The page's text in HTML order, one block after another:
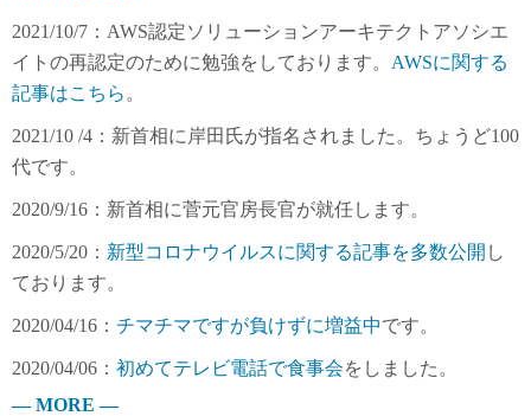
2021/10/7：AWS認定ソリューションアーキテクトアソシエ
イトの再認定のために勉強をしております。 AWSに関する
記事はこちら 。
2021/10 /4：新首相に岸田氏が指名されました。ちょうど100
代です。
2020/9/16：新首相に菅元官房長官が就任します。
2020/5/20： 新型コロナウイルスに関する記事を多数公開 し
ております。
2020/04/16： チマチマですが負けずに増益中です。
2020/04/06： 初めてテレビ電話で食事会をしました。
— MORE —